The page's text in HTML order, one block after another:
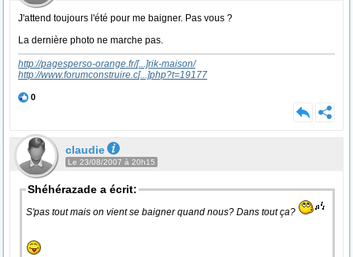
J'attend toujours l'été pour me baigner. Pas vous ?
La dernière photo ne marche pas.
http://pagesperso-orange.fr/[...]rik-maison/
http://www.forumconstruire.c[...]php?t=19177
0
claudie
Le 23/08/2007 à 20h15
Shéhérazade a écrit:
S'pas tout mais on vient se baigner quand nous? Dans tout ça?